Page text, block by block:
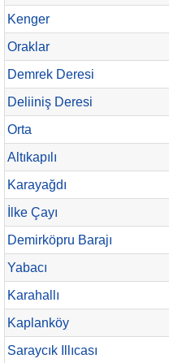
Kenger
Oraklar
Demrek Deresi
Deliiniş Deresi
Orta
Altıkapılı
Karayağdı
İlke Çayı
Demirköpru Barajı
Yabacı
Karahallı
Kaplanköy
Saraycık Illıcası